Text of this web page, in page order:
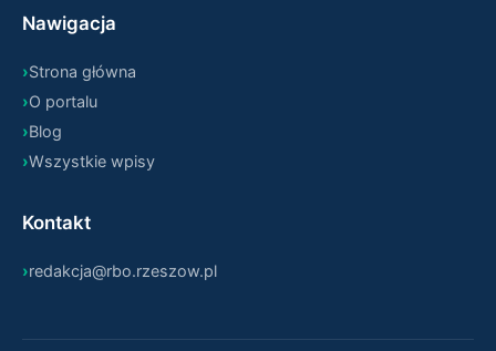
Nawigacja
Strona główna
O portalu
Blog
Wszystkie wpisy
Kontakt
redakcja@rbo.rzeszow.pl